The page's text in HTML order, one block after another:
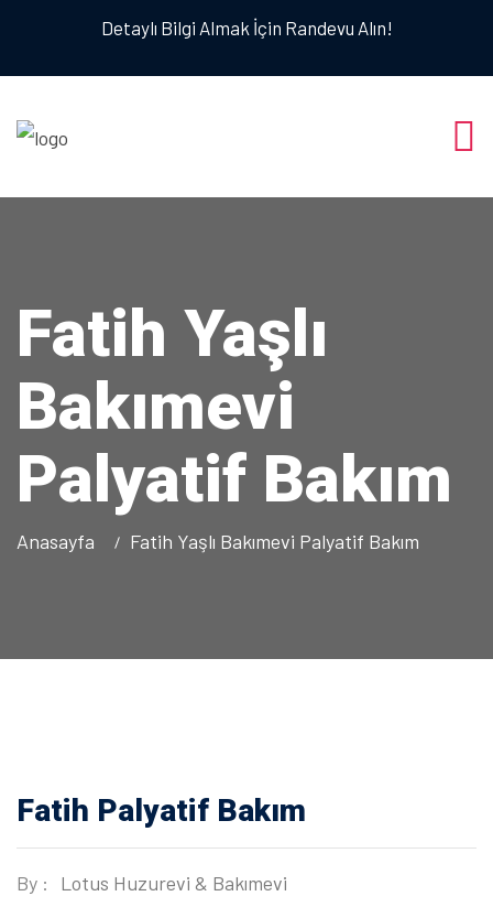
Detaylı Bilgi Almak İçin Randevu Alın!
Fatih Yaşlı
Bakımevi
Palyatif Bakım
Anasayfa Fatih Yaşlı Bakımevi Palyatif Bakım
Fatih Palyatif Bakım
By : Lotus Huzurevi & Bakımevi